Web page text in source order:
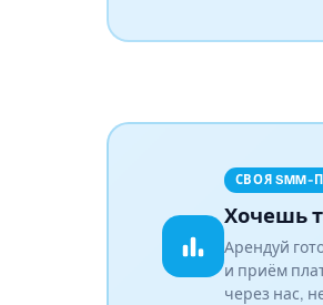
СВОЯ SMM-
Хочешь
Арендуй
и приём
через нас,